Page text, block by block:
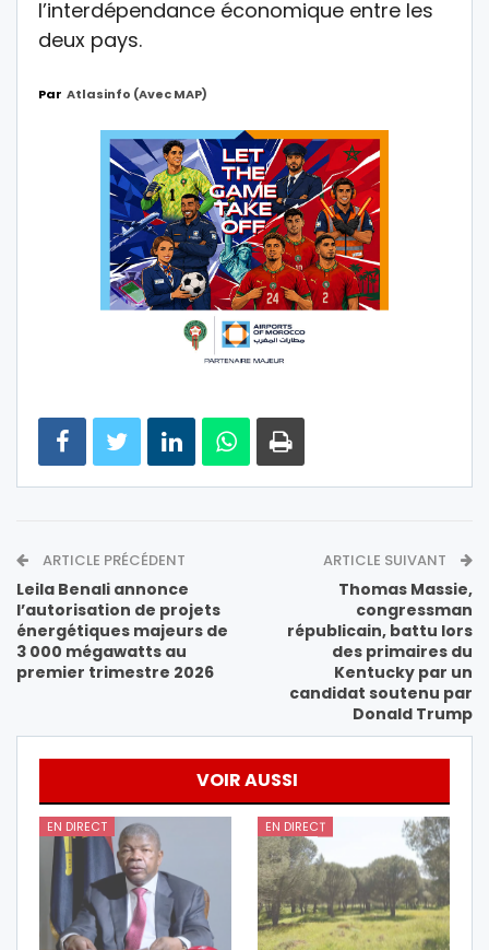
l’interdépendance économique entre les
deux pays.
Par Atlasinfo (avec MAP)
ARTICLE PRÉCÉDENT
Leila Benali annonce
l’autorisation de projets
énergétiques majeurs de
3 000 mégawatts au
premier trimestre 2026
ARTICLE SUIVANT
Thomas Massie,
congressman
républicain, battu lors
des primaires du
Kentucky par un
candidat soutenu par
Donald Trump
VOIR AUSSI
EN DIRECT EN DIRECT